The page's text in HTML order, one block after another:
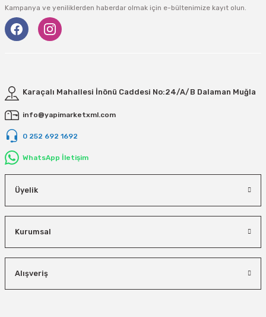
Kampanya ve yeniliklerden haberdar olmak için e-bültenimize kayıt olun.
Karaçalı Mahallesi İnönü Caddesi No:24/A/B Dalaman Muğla
info@yapimarketxml.com
0 252 692 1692
WhatsApp İletişim
Üyelik
Kurumsal
Alışveriş